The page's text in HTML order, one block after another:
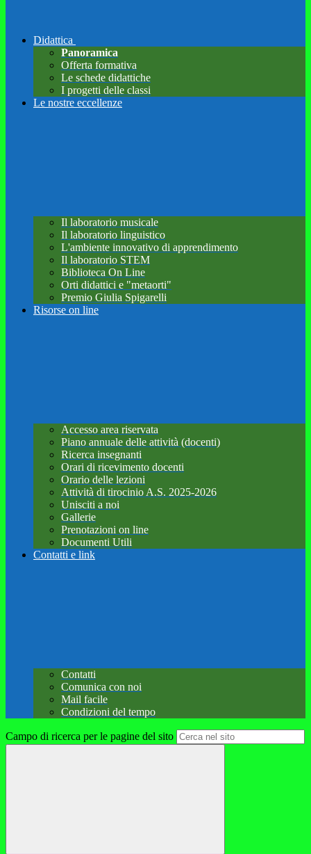
Didattica
Panoramica
Offerta formativa
Le schede didattiche
I progetti delle classi
Le nostre eccellenze
Il laboratorio musicale
Il laboratorio linguistico
L'ambiente innovativo di apprendimento
Il laboratorio STEM
Biblioteca On Line
Orti didattici e "metaorti"
Premio Giulia Spigarelli
Risorse on line
Accesso area riservata
Piano annuale delle attività (docenti)
Ricerca insegnanti
Orari di ricevimento docenti
Orario delle lezioni
Attività di tirocinio A.S. 2025-2026
Unisciti a noi
Gallerie
Prenotazioni on line
Documenti Utili
Contatti e link
Contatti
Comunica con noi
Mail facile
Condizioni del tempo
Campo di ricerca per le pagine del sito